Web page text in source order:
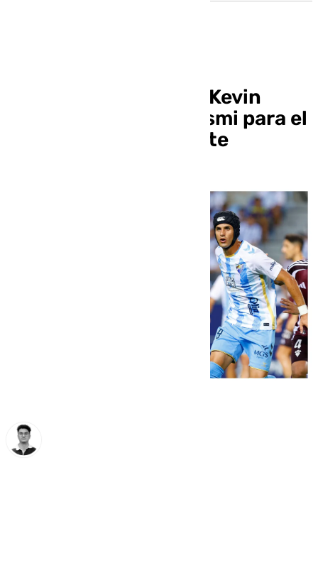
El Málaga recupera a Kevin
Medina y pierde a Luismi para el
partido ante el Levante